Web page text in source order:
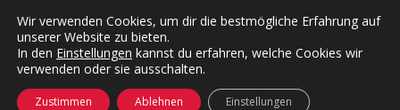
Kategorien
Menü
24 Hours Chilling
KFMW-Disco
öffnen
Wir verwenden Cookies, um dir die bestmögliche Erfahrung auf
unserer Website zu bieten.
In den Einstellungen kannst du erfahren, welche Cookies wir
verwenden oder sie ausschalten.
Zustimmen Ablehnen Einstellungen